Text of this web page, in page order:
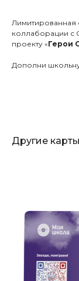
Лимитированная
коллаборации с
проекту «Герои
Дополни
Другие